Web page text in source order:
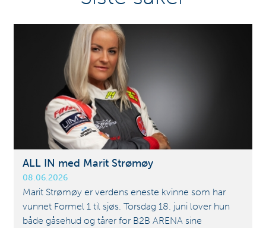
ALL IN med Marit Strømøy
08.06.2026
Marit Strømøy er verdens eneste kvinne som har
vunnet Formel 1 til sjøs. Torsdag 18. juni lover hun
både gåsehud og tårer for B2B ARENA sine